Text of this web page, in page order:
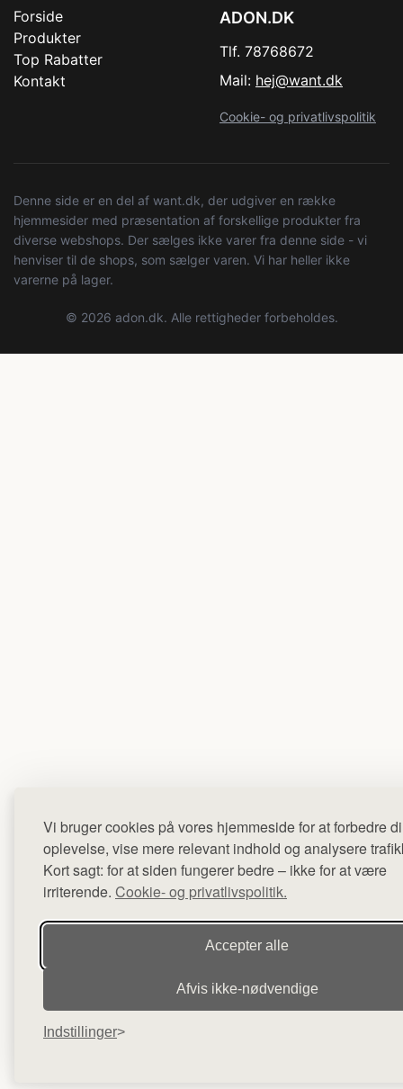
Vi bruger cookies på vores hjemmeside for at forbedre
oplevelse, vise mere relevant indhold og analysere
Kort sagt: for at siden fungerer bedre – ikke for at være
irriterende. Cookie- og privatlivspolitik.
Accepter alle
Afvis ikke‑nødvendige
Indstillinger
Forside
Produkter
Top Rabatter
Kontakt
ADON.DK
Tlf. 78768672
Mail: hej@want.dk
Cookie- og privatlivspolitik
Denne side er en del af want.dk, der udgiver en række
hjemmesider med præsentation af forskellige produkter fra
diverse webshops. Der sælges ikke varer fra denne side - vi
henviser til de shops, som sælger varen. Vi har heller ikke
varerne på lager.
© 2026 adon.dk. Alle rettigheder forbeholdes.